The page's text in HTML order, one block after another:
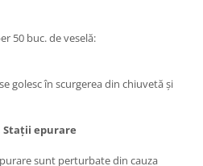
50 buc. de veselă:
golesc în scurgerea din chiuvetă și
Stații epurare
sunt perturbate din cauza